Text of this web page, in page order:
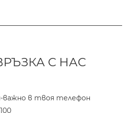
С НАС
важно в твоя телефон